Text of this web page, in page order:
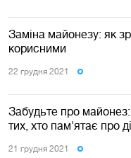
Заміна майонезу: як
корисними
22 грудня 2021
Забудьте про
тих, хто пам'ятає про
21 грудня 2021